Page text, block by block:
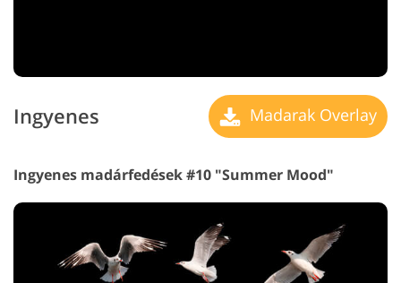
Ingyenes Madarak Overlay
Ingyenes madárfedések #10 "Summer Mood"